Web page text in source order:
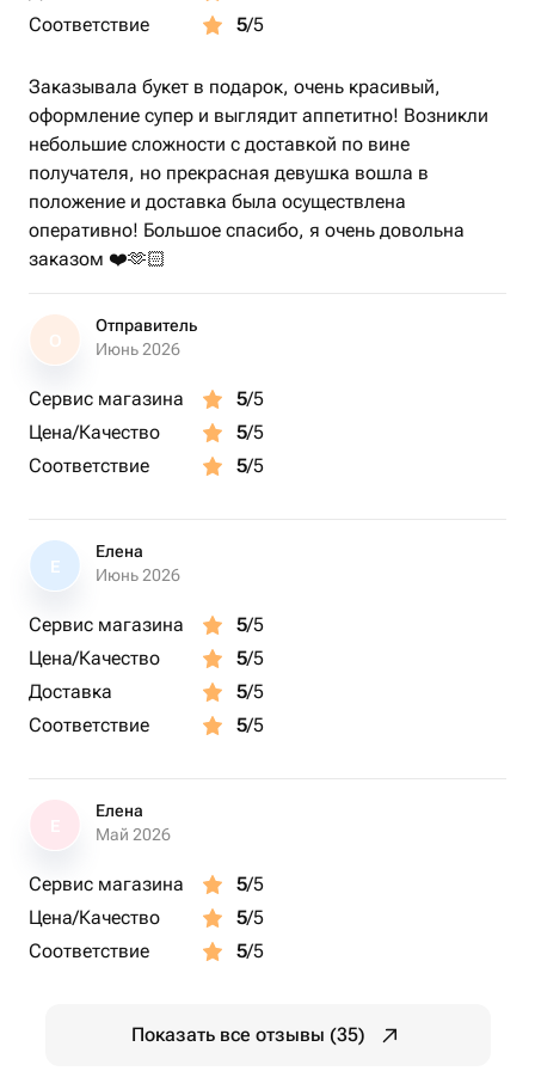
сюрприз обязательно произведёт впечатление своей
эмоций близким людям.
Создан с любовью и заботой для тех, кто любит
радовать себя и близких необычными и красивыми
Соответствие
5/5
Заказывала букет в подарок, очень красивый,
оформление супер и выглядит аппетитно! Возникли
небольшие сложности с доставкой по вине
получателя, но прекрасная девушка вошла в
положение и доставка была осуществлена
оперативно! Большое спасибо, я очень довольна
заказом ❤️🫶🏻
О
Отправитель
Июнь 2026
Сервис магазина 5/5
Цена/Качество
5/5
Соответствие
5/5
Е
Елена
Июнь 2026
Сервис магазина 5/5
Цена/Качество
5/5
Доставка
5/5
Соответствие
5/5
Елена
Май 2026
Сервис магазина 5/5
Цена/Качество
5/5
Соответствие
5/5
Показать все отзывы (35)